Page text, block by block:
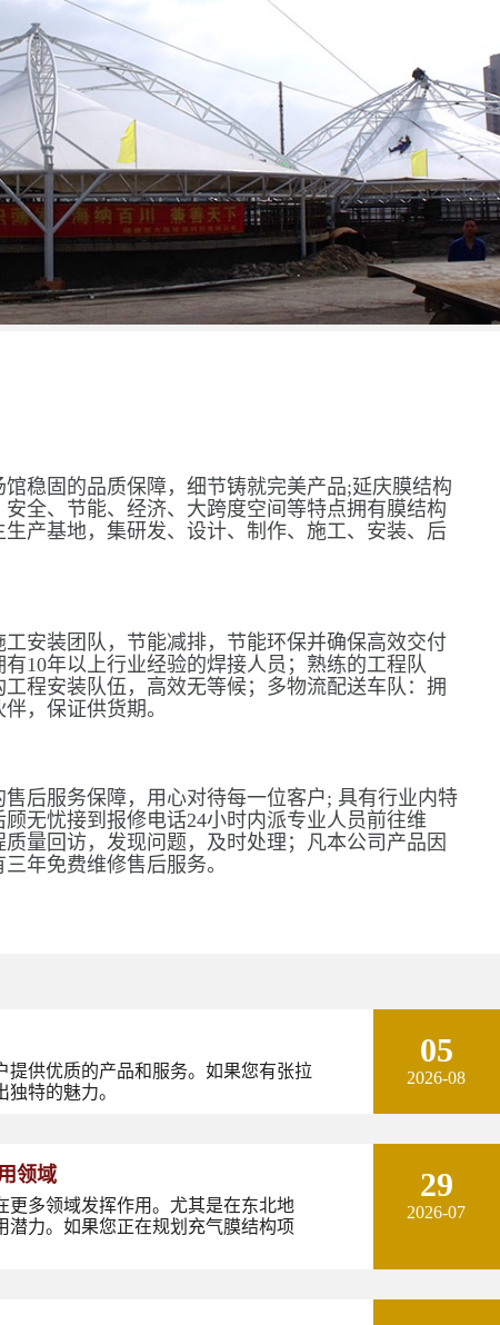
稳固的品质保障，细节铸就完美产品;延庆膜结构
全、节能、经济、大跨度空间等特点拥有膜结构
产基地，集研发、设计、制作、施工、安装、后
安装团队，节能减排，节能环保并确保高效交付
10年以上行业经验的焊接人员；熟练的工程队
程安装队伍，高效无等候；多物流配送车队：拥
，保证供货期。
后服务保障，用心对待每一位客户; 具有行业内特
无忧接到报修电话24小时内派专业人员前往维
量回访，发现问题，及时处理；凡本公司产品因
年免费维修售后服务。
供优质的产品和服务。如果您有张拉
特的魅力。
05
2026-08
领域
更多领域发挥作用。尤其是在东北地
潜力。如果您正在规划充气膜结构项
29
2026-07